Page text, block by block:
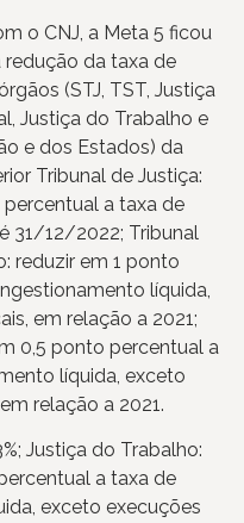
o CNJ, a Meta 5 ficou
da taxa de
(STJ, TST, Justiça
Justiça do Trabalho e
e dos Estados) da
Tribunal de Justiça:
a taxa de
31/12/2022; Tribunal
reduzir em 1 ponto
líquida,
em relação a 2021;
0,5 ponto percentual a
líquida, exceto
relação a 2021.
Justiça do Trabalho:
a taxa de
exceto execuções